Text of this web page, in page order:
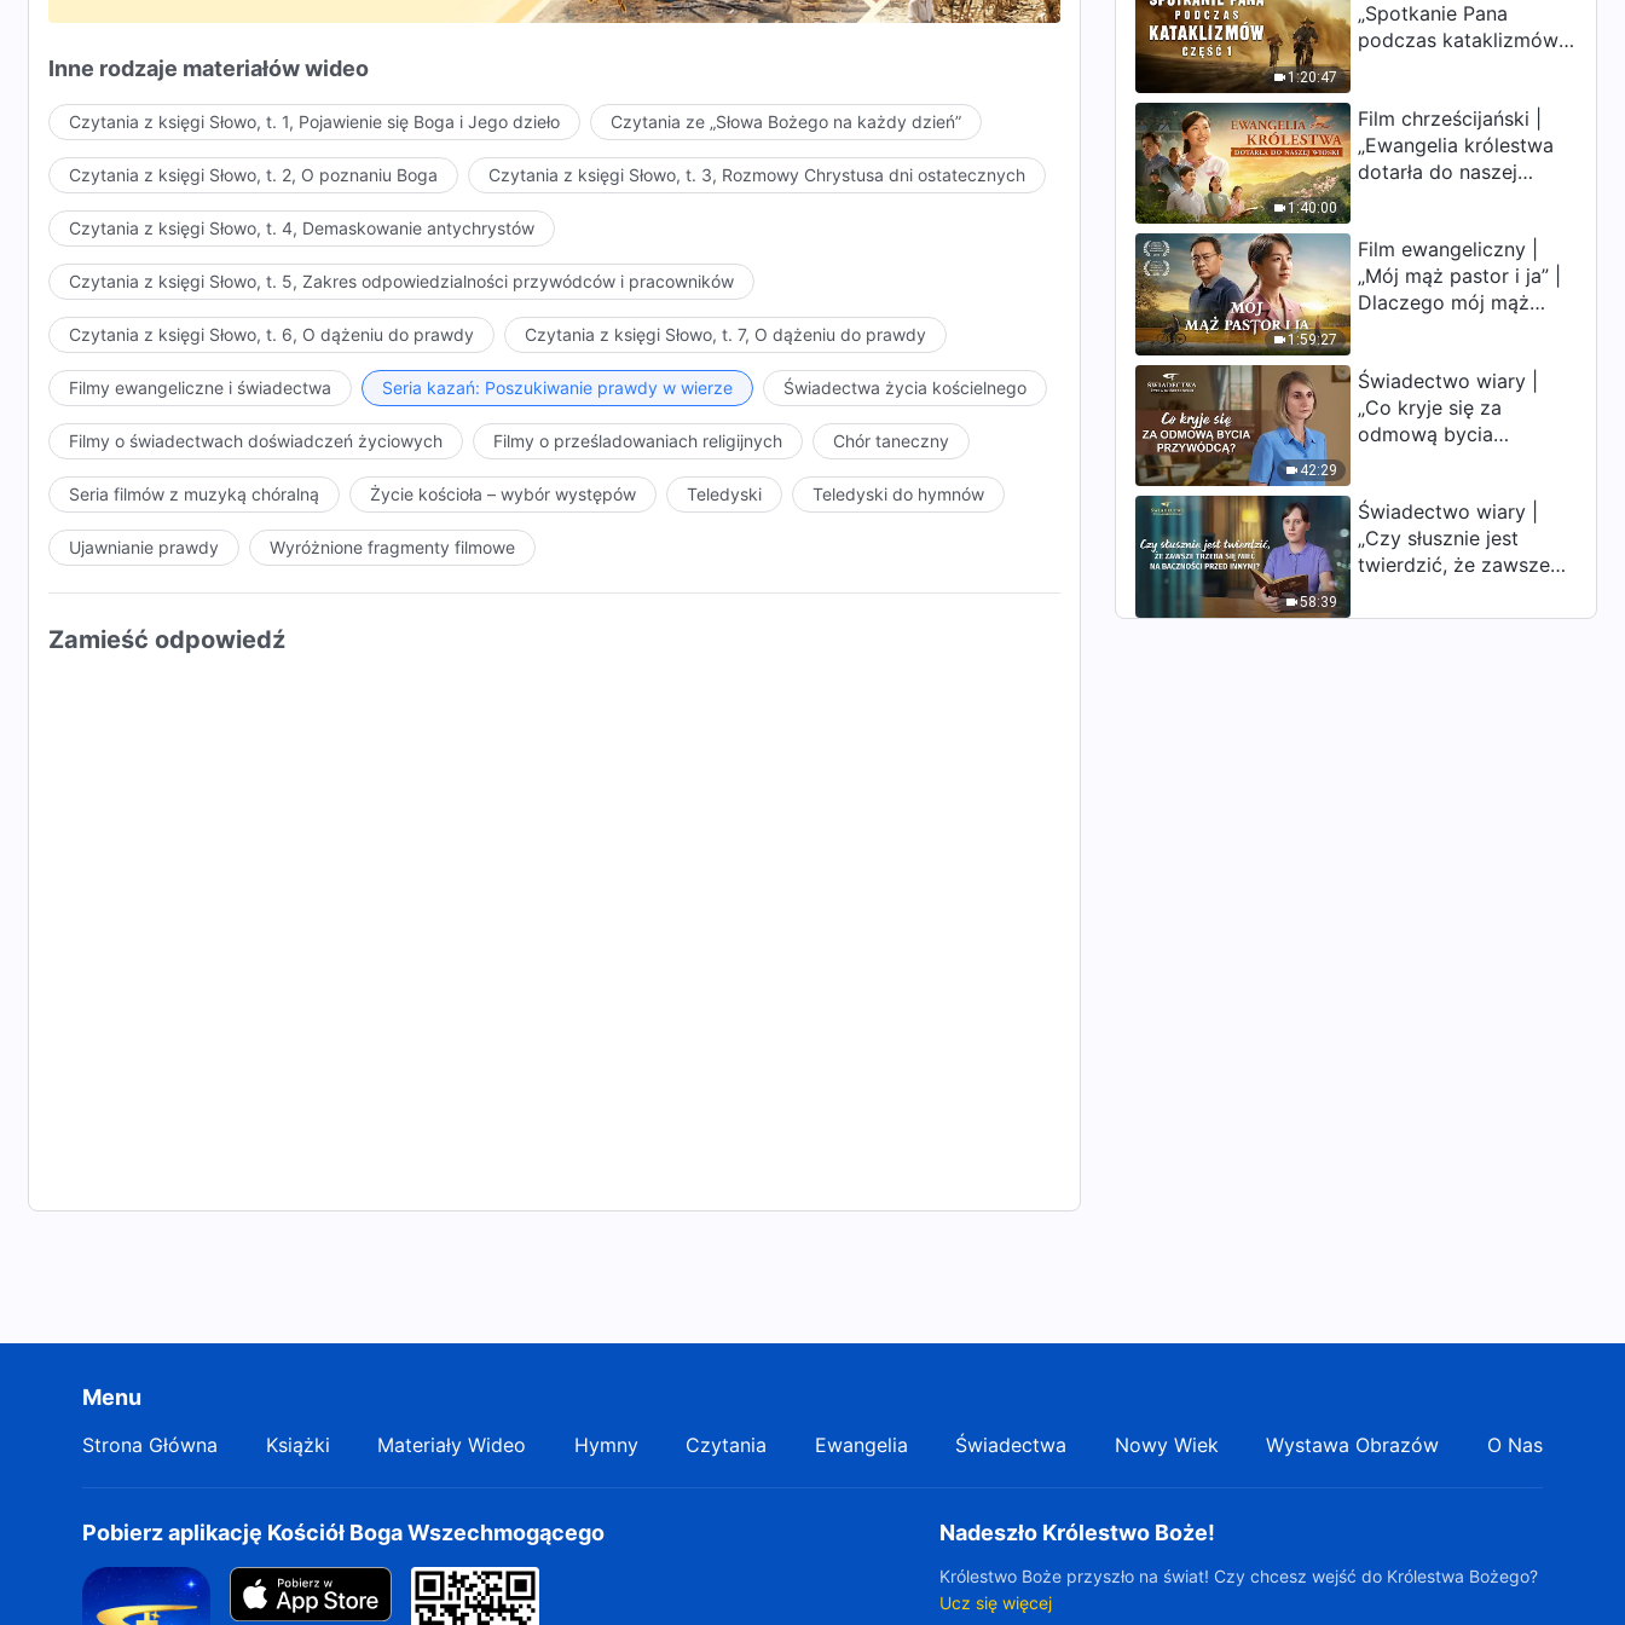
Inne rodzaje materiałów wideo
Czytania z księgi Słowo, t. 1, Pojawienie się Boga i Jego dzieło Czytania ze „Słowa Bożego na każdy dzień”
Czytania z księgi Słowo, t. 2, O poznaniu Boga Czytania z księgi Słowo, t. 3, Rozmowy Chrystusa dni ostatecznych
Czytania z księgi Słowo, t. 4, Demaskowanie antychrystów
Czytania z księgi Słowo, t. 5, Zakres odpowiedzialności przywódców i pracowników
Czytania z księgi Słowo, t. 6, O dążeniu do prawdy Czytania z księgi Słowo, t. 7, O dążeniu do prawdy
Filmy ewangeliczne i świadectwa Seria kazań: Poszukiwanie prawdy w wierze Świadectwa życia kościelnego
Filmy o świadectwach doświadczeń życiowych Filmy o prześladowaniach religijnych Chór taneczny
Seria filmów z muzyką chóralną Życie kościoła – wybór występów Teledyski Teledyski do hymnów
Ujawnianie prawdy Wyróżnione fragmenty filmowe
Zamieść odpowiedź
uderzają. Ludzkość
weszła w odliczanie.
1:20:47
„Spotkanie Pana
podczas kataklizmów”
krawędzi, dokąd
zmierza los ludzkości?
1:40:00
Film chrześcijański |
„Ewangelia królestwa
dotarła do naszej
1:59:27
Film ewangeliczny |
„Mój mąż pastor i ja” |
Dlaczego mój mąż
42:29
Świadectwo wiary |
„Co kryje się za
odmową bycia
58:39
Świadectwo wiary |
„Czy słusznie jest
twierdzić, że zawsze
baczności przed
Menu
Strona Główna Książki Materiały Wideo Hymny Czytania Ewangelia Świadectwa Nowy Wiek Wystawa Obrazów O Nas
Pobierz aplikację Kościół Boga Wszechmogącego Nadeszło Królestwo Boże!
Królestwo Boże przyszło na świat! Czy chcesz wejść do Królestwa Bożego?
Ucz się więcej